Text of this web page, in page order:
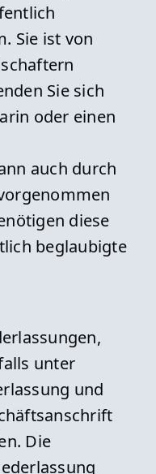
Sie ist von
Sie sich
oder einen
auch durch
diese
beglaubigte
unter
und
Die